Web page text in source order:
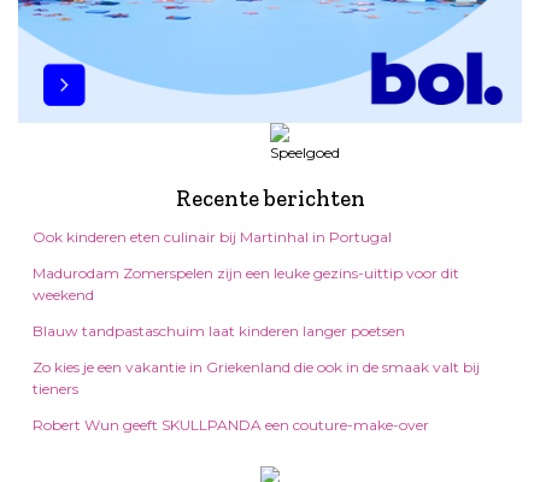
Recente berichten
Ook kinderen eten culinair bij Martinhal in Portugal
Madurodam Zomerspelen zijn een leuke gezins-uittip voor dit
weekend
Blauw tandpastaschuim laat kinderen langer poetsen
Zo kies je een vakantie in Griekenland die ook in de smaak valt bij
tieners
Robert Wun geeft SKULLPANDA een couture-make-over